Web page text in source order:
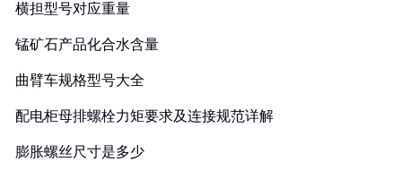
横担型号对应重量
锰矿石产品化合水含量
曲臂车规格型号大全
配电柜母排螺栓力矩要求及连接规范详解
膨胀螺丝尺寸是多少